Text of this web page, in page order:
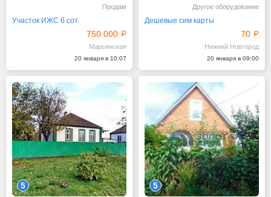
Продам
Участок ИЖС 6 сот.
750 000
Марьянская
20 января в 10:07
Другое оборудование
Дешевые сим карты
70
Нижний Новгород
20 января в 09:00
5 5